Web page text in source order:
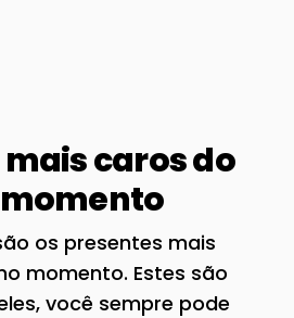
caros do
os presentes mais
momento. Estes são
você sempre pode